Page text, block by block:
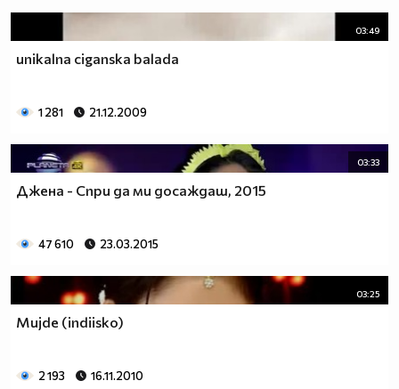
03:49
unikalna ciganska balada
1 281 21.12.2009
03:33
Джена - Спри да ми досаждаш, 2015
47 610 23.03.2015
03:25
Mujde (indiisko)
2 193 16.11.2010